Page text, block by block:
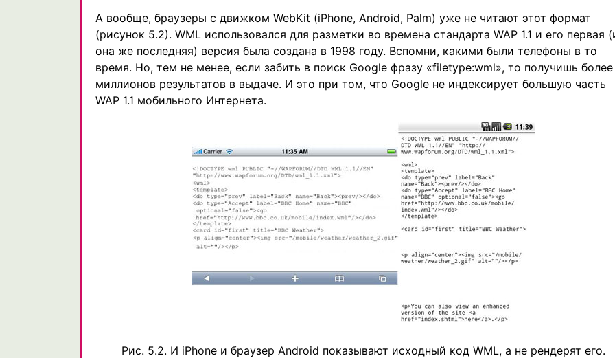
А вообще, браузеры с движком WebKit (iPhone, Android, Palm) уже не читают этот формат
(рисунок 5.2). WML использовался для разметки во времена стандарта WAP 1.1 и его первая
она же последняя) версия была создана в 1998 году. Вспомни, какими были телефоны в то
время. Но, тем не менее, если забить в поиск Google фразу «filetype:wml», то получишь
миллионов результатов в выдаче. И это при том, что Google не индексирует большую часть
WAP 1.1 мобильного Интернета.
Рис. 5.2. И iPhone и браузер Android показывают исходный код WML, а не рендерят его.